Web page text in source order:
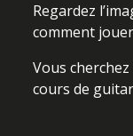
Regardez
comment
Vous
cours de